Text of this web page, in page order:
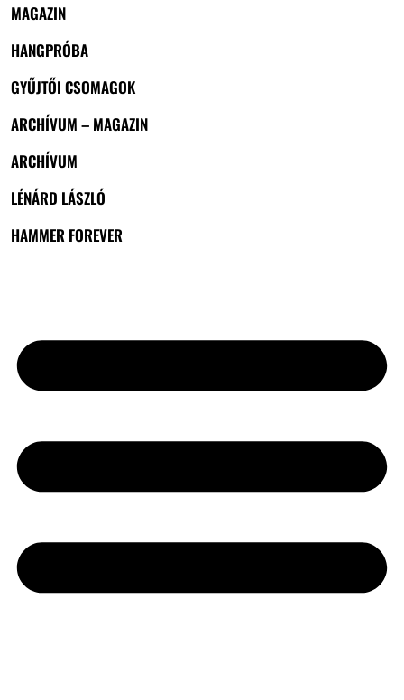
MAGAZIN
HANGPRÓBA
GYŰJTŐI CSOMAGOK
ARCHÍVUM – MAGAZIN
ARCHÍVUM
LÉNÁRD LÁSZLÓ
HAMMER FOREVER